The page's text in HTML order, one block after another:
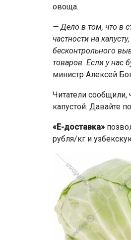
овоща.
— Дело в том, что в
частности на
бесконтрольного
товаров. Если у нас
министр Алексей
Читатели сообщили,
капустой. Давайте
«Е-доставка»
рубля/кг и